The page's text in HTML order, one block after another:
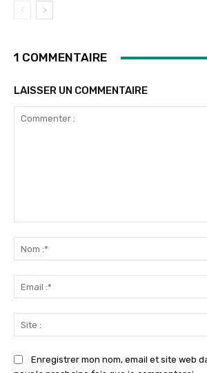
1 COMMENTAIRE
LAISSER UN COMMENTAIRE
Enregistrer mon nom, email et site web